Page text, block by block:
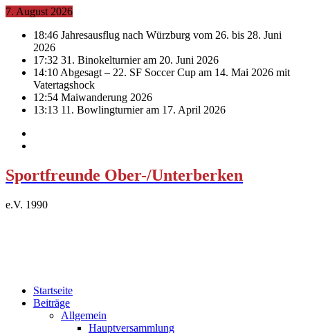
7. August 2026
18:46 Jahresausflug nach Würzburg vom 26. bis 28. Juni
2026
17:32 31. Binokelturnier am 20. Juni 2026
14:10 Abgesagt – 22. SF Soccer Cup am 14. Mai 2026 mit
Vatertagshock
12:54 Maiwanderung 2026
13:13 11. Bowlingturnier am 17. April 2026
Sportfreunde Ober-/Unterberken
e.V. 1990
Startseite
Beiträge
Allgemein
Hauptversammlung